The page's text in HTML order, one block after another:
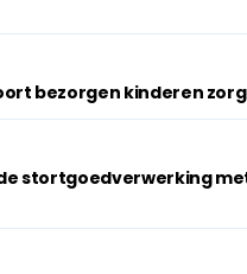
bezorgen kinderen
stortgoedverwerking